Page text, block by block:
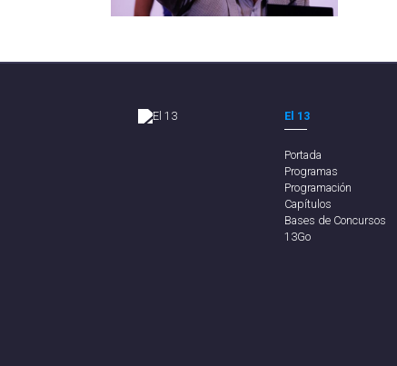
El 13
Portada
Programas
Programación
Capítulos
Bases de Concursos
13Go